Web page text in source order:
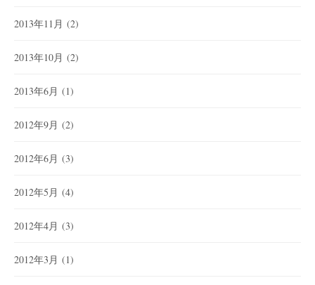
2013年11月 (2)
2013年10月 (2)
2013年6月 (1)
2012年9月 (2)
2012年6月 (3)
2012年5月 (4)
2012年4月 (3)
2012年3月 (1)